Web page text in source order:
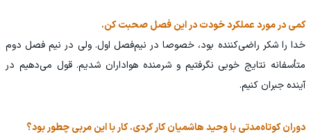
کمی در مورد عملکرد خودت در این فصل صحبت کن.
خدا را شکر راضی‌کننده بود، خصوصا در نیم‌فصل اول. ولی در نیم فصل دوم
متأسفانه نتایج خوبی نگرفتیم و شرمنده هواداران شدیم. قول می‌دهیم در
آینده جبران کنیم.
دوران کوتاه‌مدتی با وحید هاشمیان کار کردی. کار با این مربی چطور بود؟